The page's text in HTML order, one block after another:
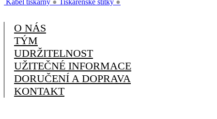
Kabel tiskárny ● Tiskárenské štítky ●
O NÁS
TÝM
UDRŽITELNOST
UŽITEČNÉ INFORMACE
DORUČENÍ A DOPRAVA
KONTAKT